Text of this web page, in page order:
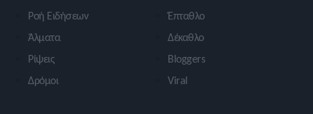
Ροή Ειδήσεων
Άλματα
Ρίψεις
Δρόμοι
Έπταθλο
Δέκαθλο
Bloggers
Viral